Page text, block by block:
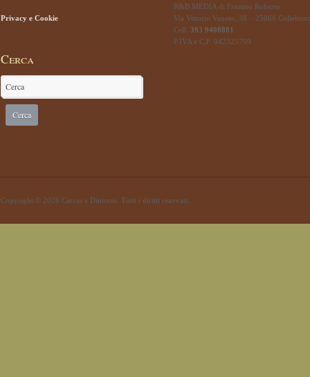
Privacy e Cookie
Cerca
R&B MEDIA di Frassine Roberto
Via Vittorio Veneto, 38 – 25060
Cell. 393 9408881
P.IVA e C.F. 042325709
Copyright © 2026 Caccia e Dintorni. Tutti i diritti riservati.